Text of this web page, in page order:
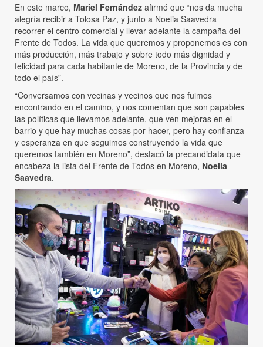
En este marco, Mariel Fernández afirmó que “nos da mucha
alegría recibir a Tolosa Paz, y junto a Noelia Saavedra
recorrer el centro comercial y llevar adelante la campaña del
Frente de Todos. La vida que queremos y proponemos es con
más producción, más trabajo y sobre todo más dignidad y
felicidad para cada habitante de Moreno, de la Provincia y de
todo el país”.
“Conversamos con vecinas y vecinos que nos fuimos
encontrando en el camino, y nos comentan que son papables
las políticas que llevamos adelante, que ven mejoras en el
barrio y que hay muchas cosas por hacer, pero hay confianza
y esperanza en que seguimos construyendo la vida que
queremos también en Moreno”, destacó la precandidata que
encabeza la lista del Frente de Todos en Moreno, Noelia
Saavedra.